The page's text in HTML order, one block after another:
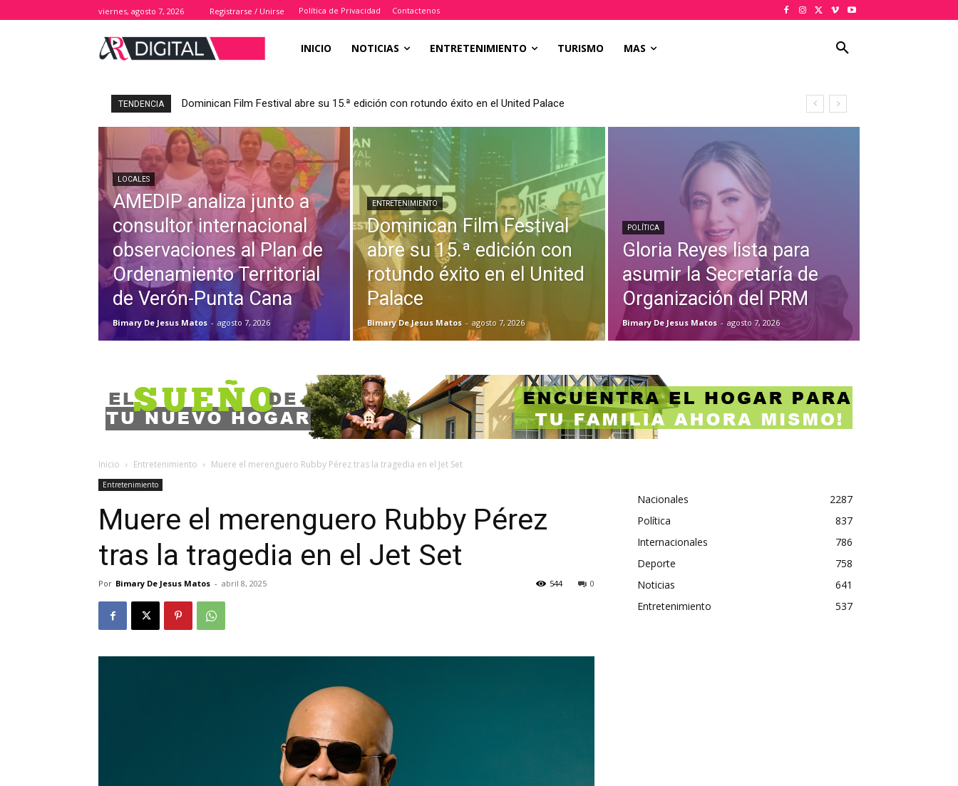
viernes, agosto 7, 2026 Registrarse / Unirse Política de Privacidad Contactenos
INICIO NOTICIAS ENTRETENIMIENTO TURISMO MAS
TENDENCIA Dominican Film Festival abre su 15.ª edición con rotundo éxito en el United Palace
Gloria Reyes lista para asumir la Secretaría de Organización del PRM
LOCALES
AMEDIP analiza junto a
consultor internacional
observaciones al Plan de
Ordenamiento Territorial
de Verón-Punta Cana
Bimary De Jesus Matos - agosto 7, 2026
ENTRETENIMIENTO
Dominican Film Festival
abre su 15.ª edición con
rotundo éxito en el United
Palace
Bimary De Jesus Matos - agosto 7, 2026
POLÍTICA
Gloria Reyes lista para
asumir la Secretaría de
Organización del PRM
Bimary De Jesus Matos - agosto 7, 2026
Inicio Entretenimiento Muere el merenguero Rubby Pérez tras la tragedia en el Jet Set
Entretenimiento
Muere el merenguero Rubby Pérez
tras la tragedia en el Jet Set
Por Bimary De Jesus Matos - abril 8, 2025 0
544
Nacionales
2287
Política
837
Internacionales
786
Deporte
758
Noticias
641
Entretenimiento
537